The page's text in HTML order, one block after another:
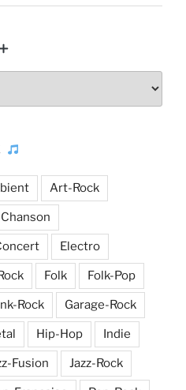
Art-Rock
Chanson
Electro
Folk Folk-Pop
Rock Garage-Rock
Hip-Hop Indie
Fusion Jazz-Rock